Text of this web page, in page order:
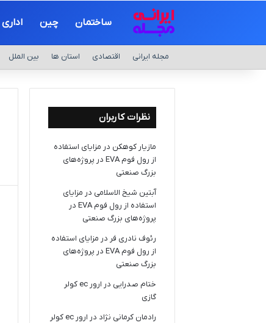
ساختمان چین اداری
مجله ایرانی اقتصادی استان ها بین الملل
نظرات کاربران
مازیار کوهکن در مزایای استفاده
از رول فوم EVA در پروژه‌های
بزرگ صنعتی
آبتین شیخ الاسلامی در مزایای
استفاده از رول فوم EVA در
پروژه‌های بزرگ صنعتی
رئوف نادری فر در مزایای استفاده
از رول فوم EVA در پروژه‌های
بزرگ صنعتی
ختام صدرایی در
ارور ec کولر
گازی
رادمان کرمانی نژاد در
ارور ec کولر